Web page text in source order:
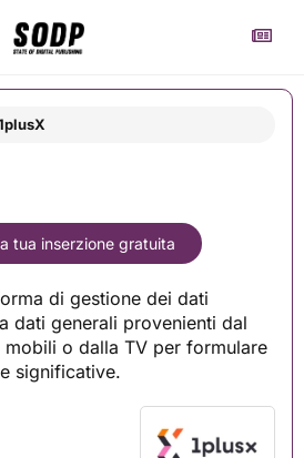
tua inserzione gratuita
di gestione dei dati
dati generali provenienti dal
o dalla TV per formulare
significative.